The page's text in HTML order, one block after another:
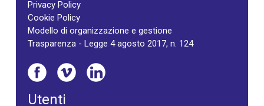
Privacy Policy
Cookie Policy
Modello di organizzazione e gestione
Trasparenza - Legge 4 agosto 2017, n. 124
Utenti